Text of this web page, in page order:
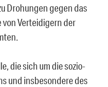
Drohungen gegen das
Verteidigern der
die sich um die sozio-
und insbesondere des